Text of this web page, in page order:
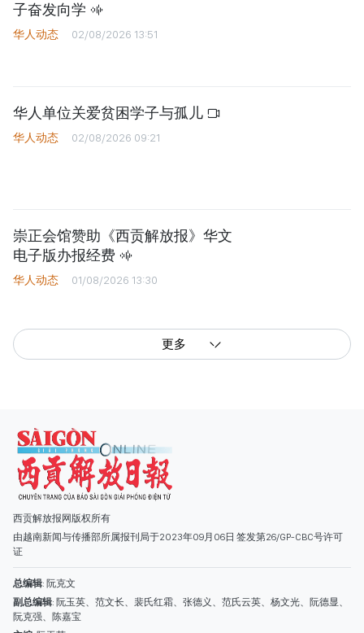
子奋发向学
华人动态 02/08/2026 13:51
华人单位关爱贫困学子与孤儿
华人动态 02/08/2026 09:21
崇正会馆赞助《西贡解放报》华文
电子版办报经费
华人动态 01/08/2026 13:30
更多
西贡解放报网版权所有
由越南新闻与传播部所属报刊局于2023年09月06日 签发第26/GP-CBC号许可
证
总编辑: 阮克文
副总编辑: 阮玉英、范文长、裴氏红霜、张德义、范氏云英、杨文光、阮德显、
阮克强、陈嘉宝